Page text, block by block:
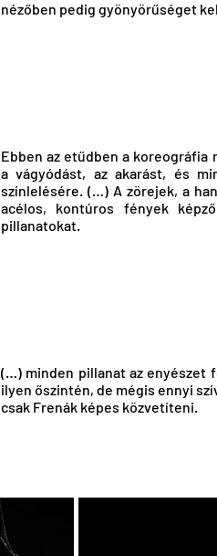
nézőben pedig gyönyörűséget
Ebben az etűdben a koreográfia
a vágyódást, az akarást, és
színlelésére. (…) A zörejek, a
acélos, kontúros fények
pillanatokat.
(…) minden pillanat az enyészet
ilyen őszintén, de mégis ennyi
csak Frenák képes közvetíteni.